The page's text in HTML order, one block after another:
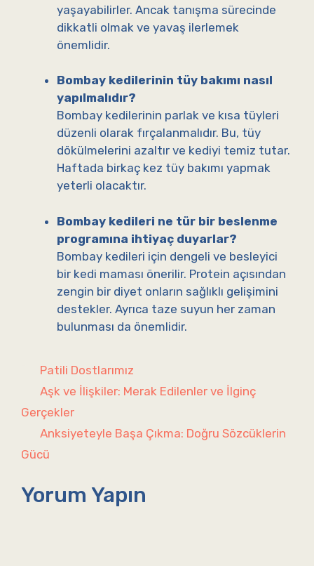
yaşayabilirler. Ancak tanışma sürecinde
dikkatli olmak ve yavaş ilerlemek
önemlidir.
Bombay kedilerinin tüy bakımı nasıl
yapılmalıdır?
Bombay kedilerinin parlak ve kısa tüyleri
düzenli olarak fırçalanmalıdır. Bu, tüy
dökülmelerini azaltır ve kediyi temiz tutar.
Haftada birkaç kez tüy bakımı yapmak
yeterli olacaktır.
Bombay kedileri ne tür bir beslenme
programına ihtiyaç duyarlar?
Bombay kedileri için dengeli ve besleyici
bir kedi maması önerilir. Protein açısından
zengin bir diyet onların sağlıklı gelişimini
destekler. Ayrıca taze suyun her zaman
bulunması da önemlidir.
Kategoriler
Patili Dostlarımız
Aşk ve İlişkiler: Merak Edilenler ve İlginç
Gerçekler
Anksiyeteyle Başa Çıkma: Doğru Sözcüklerin
Gücü
Yorum Yapın